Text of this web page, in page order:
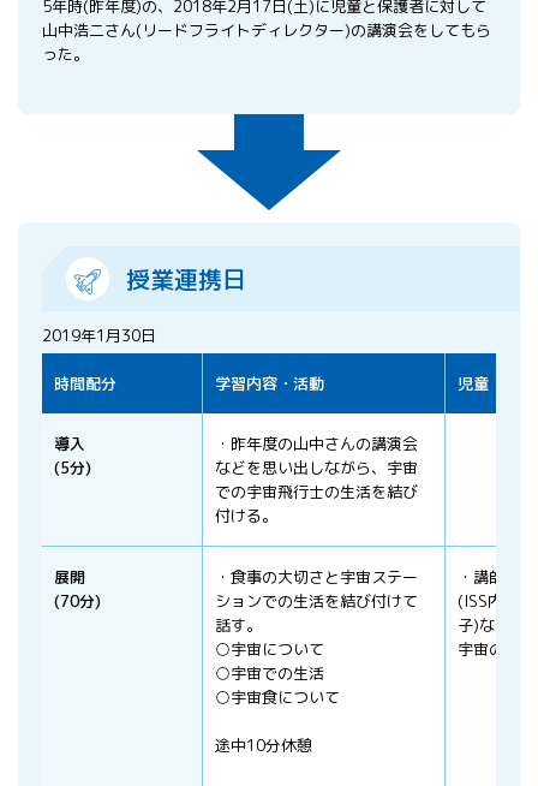
5年時(昨年度)の、2018年2月17日(土)に児童と保護者に対して
山中浩二さん(リードフライトディレクター)の講演会をしてもら
った。
授業連携日
2019年1月30日
時間配分 学習内容・活動 児童・生
導入
(5分)
・昨年度の山中さんの講演会
などを思い出しながら、宇宙
での宇宙飛行士の生活を結び
付ける。
展開
(70分)
・食事の大切さと宇宙ステー
ションでの生活を結び付けて
話す。
○宇宙について
○宇宙での生活
○宇宙食について
途中10分休憩
・講師の
(ISS内で
子)などを
宇宙の話